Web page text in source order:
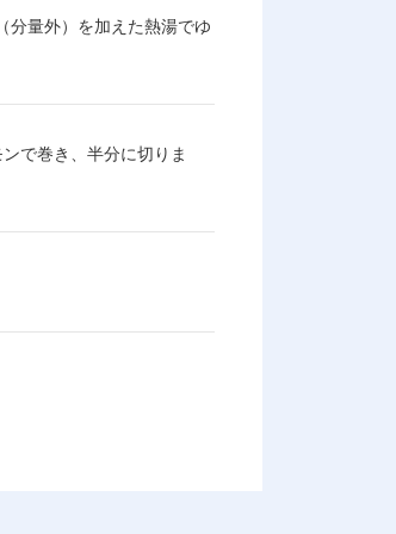
分量外）を加えた熱湯でゆ
で巻き、半分に切りま